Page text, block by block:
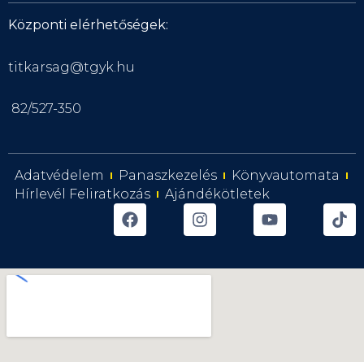
Központi elérhetőségek:
titkarsag@tgyk.hu
82/527-350
Adatvédelem Panaszkezelés
Könyvautomata
Hírlevél Feliratkozás
Ajándékötletek